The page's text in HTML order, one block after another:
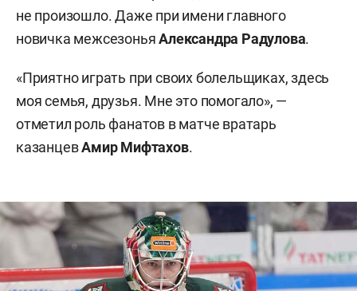
не произошло. Даже при имени главного
новичка межсезоньяАлександра Радулова.
«Приятно играть при своих болельщиках, здесь
моя семья, друзья. Мне это помогало», —
отметил роль фанатов в матче вратарь
казанцевАмир Мифтахов.